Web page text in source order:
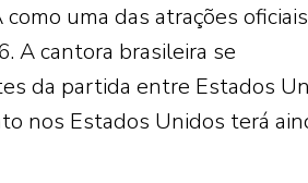
como uma das atrações
. A cantora brasileira se
da partida entre Estados
nos Estados Unidos terá